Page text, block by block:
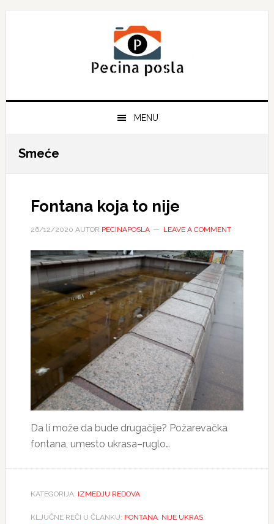
Skip
Skip
Skip
MENU
Smeće
Fontana koja to nije
26/12/2020 AUTOR PECINAPOSLA LEAVE A COMMENT
Da li može da bude drugačije? Požarevačka
fontana, umesto ukrasa–ruglo…
KATEGORIJA: IZMEDJU REDOVA
KLJUČNE REČI U ČLANKU: FONTANA, NIJE UKRAS,